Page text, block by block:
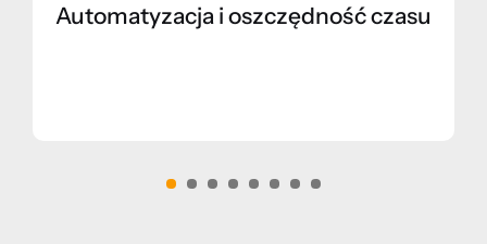
Automatyzacja i oszczędność czasu